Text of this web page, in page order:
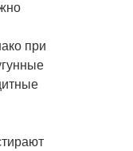
при